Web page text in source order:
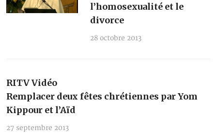
l’homosexualité et le
divorce
28 octobre 2013
RITV Vidéo
Remplacer deux fêtes chrétiennes par Yom
Kippour et l’Aïd
27 septembre 2013